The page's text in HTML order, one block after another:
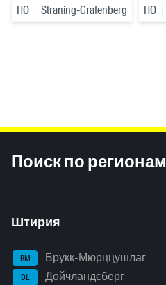
HO Straning-Grafenberg HO
Поиск по регионам
Штирия
BM Брукк-Мюрццушлаг
DL Дойчландсберг